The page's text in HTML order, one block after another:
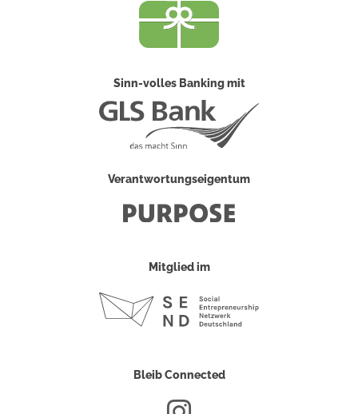
Sinn-volles Banking mit
Verantwortungseigentum
Mitglied im
Bleib Connected